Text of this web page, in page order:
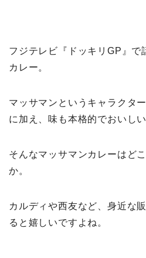
フジテレビ『ドッキリGP』で
カレー。
マッサマンというキャラクタ
に加え、味も本格的でおいし
そんなマッサマンカレーはど
か。
カルディや西友など、身近な
ると嬉しいですよね。